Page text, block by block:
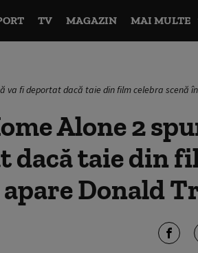
TV MAGAZIN MAI MULTE
va fi deportat dacă taie din film celebra scenă
Alone 2
dacă taie din
Donald